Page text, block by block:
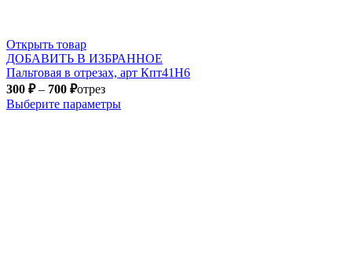
Открыть товар
ДОБАВИТЬ В ИЗБРАННОЕ
Пальтовая в отрезах, арт Кпт41Н6
300 ₽– 700 ₽отрез
Выберите параметры